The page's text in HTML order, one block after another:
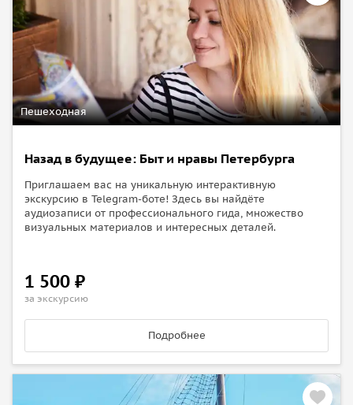
Пешеходная
Назад в будущее: Быт и нравы Петербурга
Приглашаем вас на уникальную интерактивную
экскурсию в Telegram-боте! Здесь вы найдёте
аудиозаписи от профессионального гида, множество
визуальных материалов и интересных деталей.
1 500 ₽
за экскурсию
Подробнее